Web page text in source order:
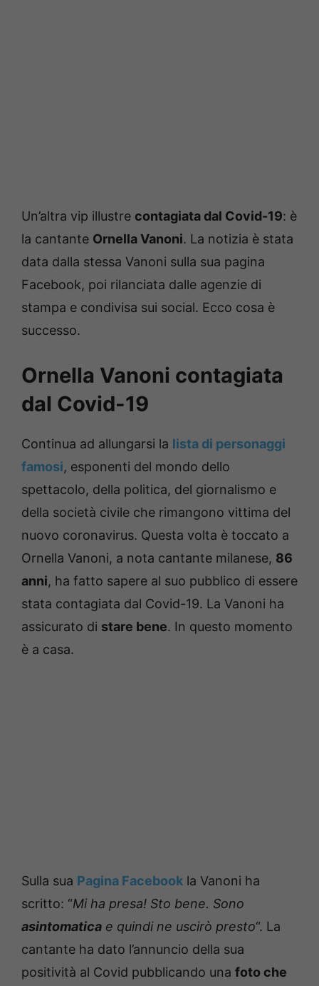
Un’altra vip illustre contagiata dal Covid-19: è
la cantante Ornella Vanoni. La notizia è stata
data dalla stessa Vanoni sulla sua pagina
Facebook, poi rilanciata dalle agenzie di
stampa e condivisa sui social. Ecco cosa è
successo.
Ornella Vanoni contagiata
dal Covid-19
Continua ad allungarsi la lista di personaggi
famosi, esponenti del mondo dello
spettacolo, della politica, del giornalismo e
della società civile che rimangono vittima del
nuovo coronavirus. Questa volta è toccato a
Ornella Vanoni, a nota cantante milanese, 86
anni, ha fatto sapere al suo pubblico di essere
stata contagiata dal Covid-19. La Vanoni ha
assicurato di stare bene. In questo momento
è a casa.
Sulla sua Pagina Facebook la Vanoni ha
scritto: “Mi ha presa! Sto bene. Sono
asintomatica e quindi ne uscirò presto“. La
cantante ha dato l’annuncio della sua
positività al Covid pubblicando una foto che